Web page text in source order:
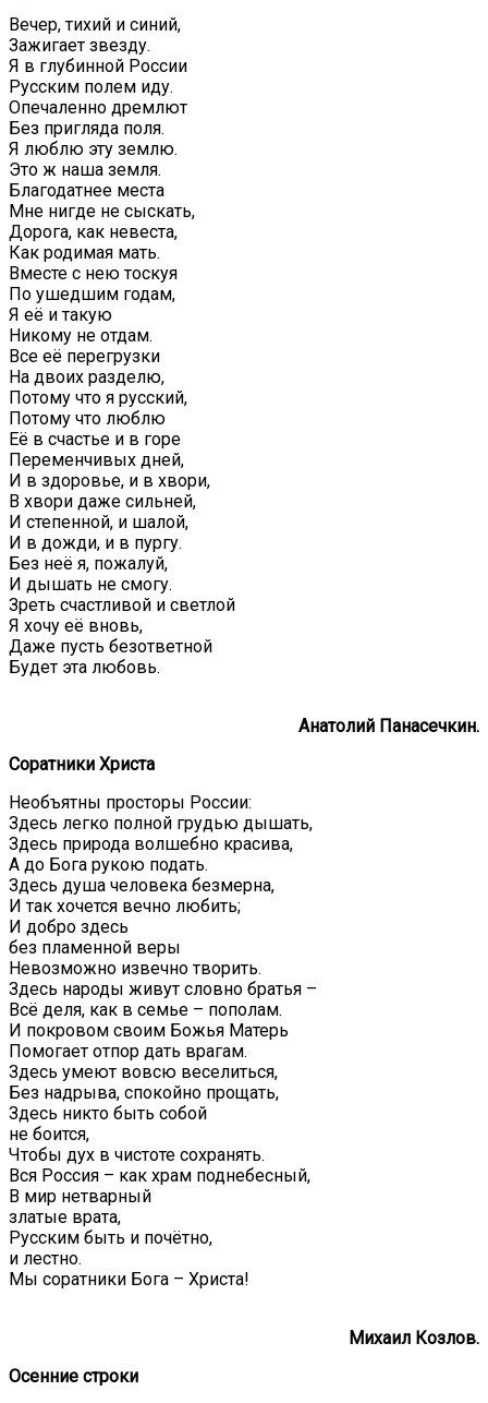
Вечер, тихий и синий,
Зажигает звезду.
Я в глубинной России
Русским полем иду.
Опечаленно дремлют
Без пригляда поля.
Я люблю эту землю.
Это ж наша земля.
Благодатнее места
Мне нигде не сыскать,
Дорога, как невеста,
Как родимая мать.
Вместе с нею тоскуя
По ушедшим годам,
Я её и такую
Никому не отдам.
Все её перегрузки
На двоих разделю,
Потому что я русский,
Потому что люблю
Её в счастье и в горе
Переменчивых дней,
И в здоровье, и в хвори,
В хвори даже сильней,
И степенной, и шалой,
И в дожди, и в пургу.
Без неё я, пожалуй,
И дышать не смогу.
Зреть счастливой и светлой
Я хочу её вновь,
Даже пусть безответной
Будет эта любовь.
Анатолий Панасечкин.
Соратники Христа
Необъятны просторы России:
Здесь легко полной грудью дышать,
Здесь природа волшебно красива,
А до Бога рукою подать.
Здесь душа человека безмерна,
И так хочется вечно любить;
И добро здесь
без пламенной веры
Невозможно извечно творить.
Здесь народы живут словно братья –
Всё деля, как в семье – пополам.
И покровом своим Божья Матерь
Помогает отпор дать врагам.
Здесь умеют вовсю веселиться,
Без надрыва, спокойно прощать,
Здесь никто быть собой
не боится,
Чтобы дух в чистоте сохранять.
Вся Россия – как храм поднебесный,
В мир нетварный
златые врата,
Русским быть и почётно,
и лестно.
Мы соратники Бога – Христа!
Михаил Козлов.
Осенние строки